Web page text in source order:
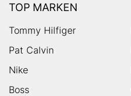
TOP MARKEN
Tommy Hilfiger
Pat Calvin
Nike
Boss